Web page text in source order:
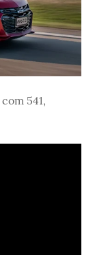
541,